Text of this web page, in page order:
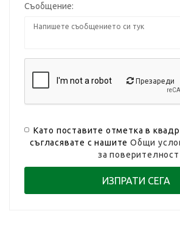
Съобщение:
Презареди
Като поставите отметка в
съгласявате с нашитеОбщи
за поверителност